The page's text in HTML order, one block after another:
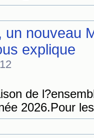
un nouveau
explique
de
2026.Pour